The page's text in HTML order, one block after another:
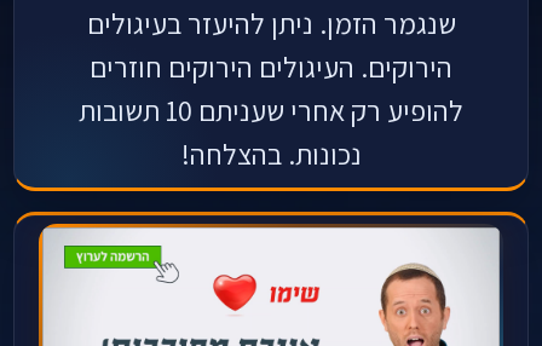
שנגמר הזמן. ניתן להיעזר בעיגולים
הירוקים. העיגולים הירוקים חוזרים
להופיע רק אחרי שעניתם 10 תשובות
נכונות. בהצלחה!